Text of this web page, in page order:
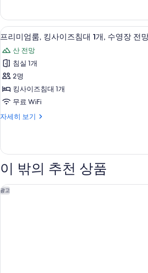
즈
침
대
1
개
(Pool
View)
사
진
보
기
룸,
킹
사
즈
침
대
개
(Pool
View)
자
기
프
리
미
엄
룸,
킹
이
침
1
개,
수
프리미엄룸
4
프리미엄룸, 킹사이즈침대 1개, 수영장 전
산 전망
침실 1개
2명
킹사이즈침대 1개
무료 WiFi
자세히 보기
프
룸,
사
즈
침
이 밖의 추천 상품
광고
코트야드 바이 메리어트 팜스프링스